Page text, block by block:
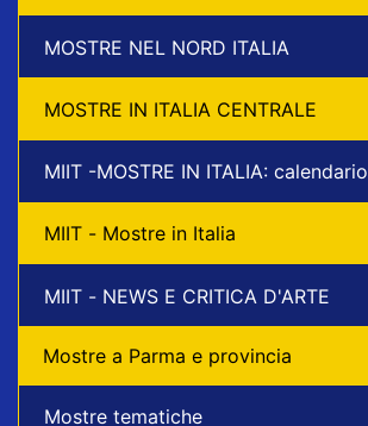
MOSTRE NEL NORD ITALIA
MOSTRE IN ITALIA CENTRALE
MIIT -MOSTRE IN ITALIA: calendario
MIIT - Mostre in Italia
MIIT - NEWS E CRITICA D'ARTE
Mostre a Parma e provincia
Mostre tematiche